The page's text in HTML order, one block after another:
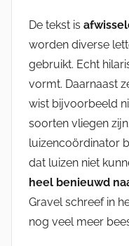
De tekst is
worden diverse
gebruikt. Echt
vormt. Daarnaast
wist bijvoorbeeld
soorten vliegen
luizencoördinator
dat luizen niet
heel benieuwd
Gravel schreef in
nog veel meer